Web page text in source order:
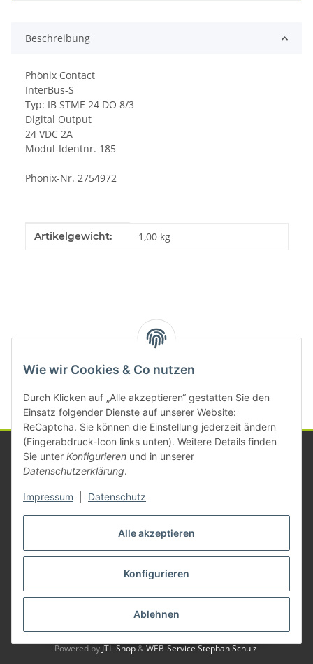
Alle akzeptieren
Konfigurieren
Ablehnen
Wie wir Cookies & Co nutzen
Durch Klicken auf „Alle akzeptieren“ gestatten Sie den
Einsatz folgender Dienste auf unserer Website:
ReCaptcha. Sie können die Einstellung jederzeit ändern
(Fingerabdruck-Icon links unten). Weitere Details finden
Sie unter Konfigurieren und in unserer
Datenschutzerklärung.
Impressum Datenschutz
Beschreibung
Phönix Contact
InterBus-S
Typ: IB STME 24 DO 8/3
Digital Output
24 VDC 2A
Modul-Identnr. 185
Phönix-Nr. 2754972
Produkteigenschaft
Wert
Artikelgewicht: 1,00 kg
Kategorien
Gesetzliche Informationen
Vertrag widerrufen
* Alle Preise zzgl. gesetzlicher USt., zzgl.Versand
© Michael Mayer Besucherzähler: 1387761
Powered by JTL-Shop&WEB-Service Stephan Schulz